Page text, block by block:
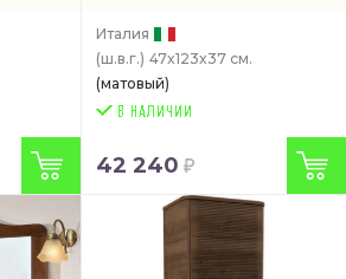
Италия
(ш.в.г.) 47x123x37 см.
(матовый)
42 240